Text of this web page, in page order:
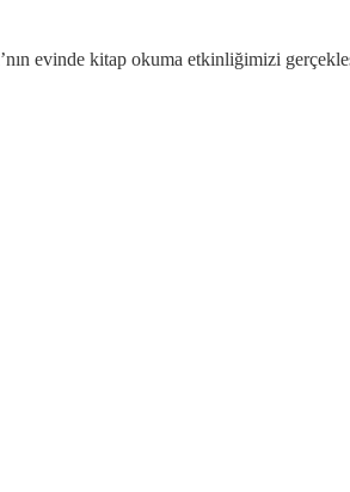
evinde kitap okuma etkinliğimizi